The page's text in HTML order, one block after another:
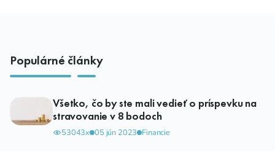
Populárné články
Všetko, čo by ste mali vedieť o príspevku na
stravovanie v 8 bodoch
53043x 05 jún 2023 Financie